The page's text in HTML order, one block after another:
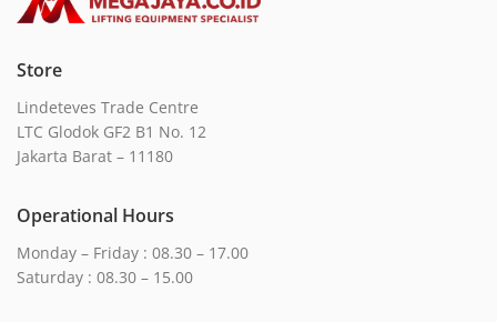
Store
Lindeteves Trade Centre
LTC Glodok GF2 B1 No. 12
Jakarta Barat – 11180
Operational Hours
Monday – Friday : 08.30 – 17.00
Saturday : 08.30 – 15.00